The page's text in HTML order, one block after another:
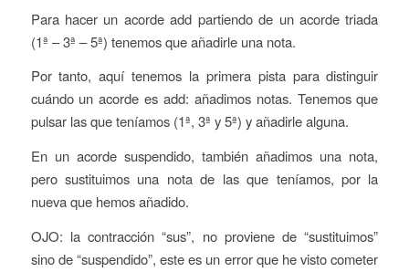
Para hacer un acorde add partiendo de un acorde triada
(1ª – 3ª – 5ª) tenemos queañadirleuna nota.
Por tanto, aquí tenemos la primera pista para distinguir
cuándo un acorde es add: añadimos notas. Tenemos que
pulsar las que teníamos (1ª, 3ª y 5ª) y añadirle alguna.
En un acorde suspendido, también añadimos una nota,
pero sustituimos una nota de las que teníamos, por la
nueva que hemos añadido.
OJO: la contracción “sus”, no proviene de “sustituimos”
sino de “suspendido”, este es un error que he visto cometer